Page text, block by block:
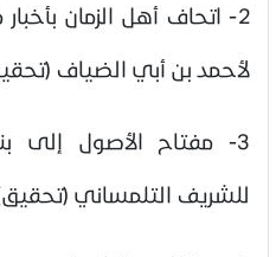
2- اتحاف أهل الزمان
لأحمد بن أبي الضياف
3- مفتاح الأصول إلى
للشريف التلمساني